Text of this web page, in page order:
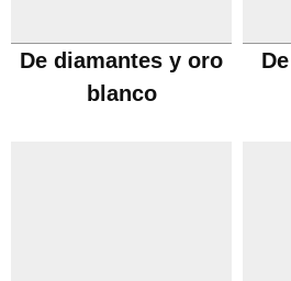
De diamantes y oro
blanco